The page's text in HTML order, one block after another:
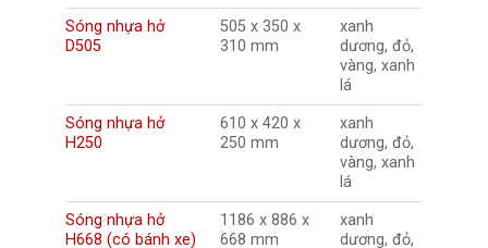
Sóng nhựa hở
D505
505 x 350 x
310 mm
xanh
dương, đỏ,
vàng, xanh
lá
Sóng nhựa hở
H250
610 x 420 x
250 mm
xanh
dương, đỏ,
vàng, xanh
lá
Sóng nhựa hở
H668 (có bánh xe)
1186 x 886 x
668 mm
xanh
dương, đỏ,